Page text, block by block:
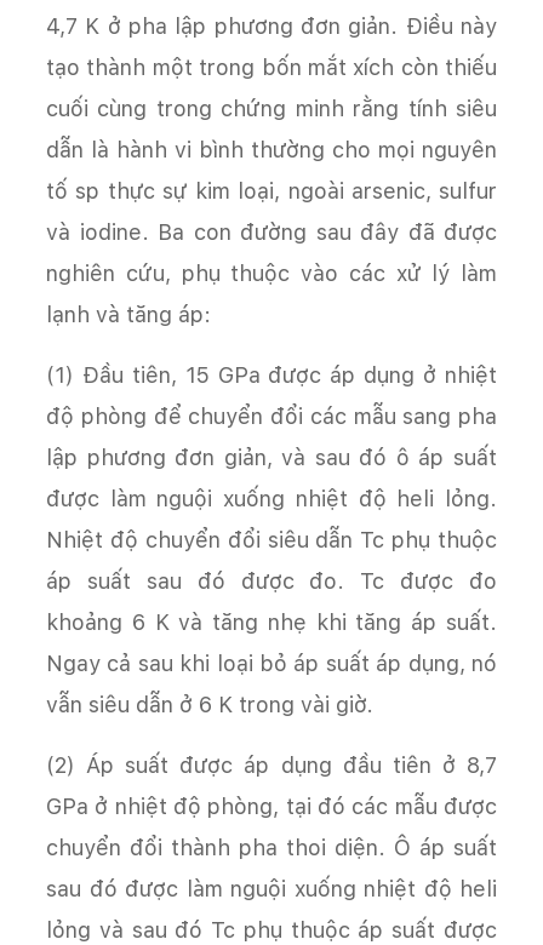
4,7 K ở pha lập phương đơn giản. Điều này
tạo thành một trong bốn mắt xích còn thiếu
cuối cùng trong chứng minh rằng tính siêu
dẫn là hành vi bình thường cho mọi nguyên
tố sp thực sự kim loại, ngoài arsenic, sulfur
và iodine. Ba con đường sau đây đã được
nghiên cứu, phụ thuộc vào các xử lý làm
lạnh và tăng áp:
(1) Đầu tiên, 15 GPa được áp dụng ở nhiệt
độ phòng để chuyển đổi các mẫu sang pha
lập phương đơn giản, và sau đó ô áp suất
được làm nguội xuống nhiệt độ heli lỏng.
Nhiệt độ chuyển đổi siêu dẫn Tc phụ thuộc
áp suất sau đó được đo. Tc được đo
khoảng 6 K và tăng nhẹ khi tăng áp suất.
Ngay cả sau khi loại bỏ áp suất áp dụng, nó
vẫn siêu dẫn ở 6 K trong vài giờ.
(2) Áp suất được áp dụng đầu tiên ở 8,7
GPa ở nhiệt độ phòng, tại đó các mẫu được
chuyển đổi thành pha thoi diện. Ô áp suất
sau đó được làm nguội xuống nhiệt độ heli
lỏng và sau đó Tc phụ thuộc áp suất được